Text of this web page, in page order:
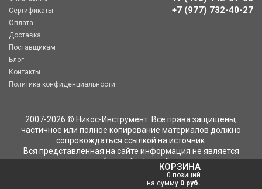
КОРЗИНА
0 позиций
на сумму 0 руб.
Сертификаты
Оплата
Доставка
Поставщикам
Блог
Контакты
Политика конфиденциальности
‎‎+7 (977) 732-40-27
2007-2026 © Никос-Инструмент. Все права защищены,
частичное или полное копирование материалов должно
сопровождаться ссылкой на источник.
Вся представленная на сайте информация не является
публичной офертой